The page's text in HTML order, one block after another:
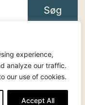
experience,
analyze our traffic.
our use of cookies.
Accept All